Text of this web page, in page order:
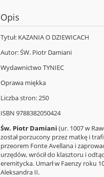
Opis
Tytuł: KAZANIA O DZIEWICACH
Autor: ŚW. Piotr Damiani
Wydawnictwo TYNIEC
Oprawa miękka
Liczba stron: 250
ISBN 9788382050424
Św. Piotr Damiani (ur. 1007 w
został porzucony przez matkę i
przeorem Fonte Avellana i
urzędów, wrócił do klasztoru i
eremitycka. Umarł w Faenzy roku
Aleksandra II.